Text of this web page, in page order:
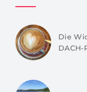
Die
DACH-